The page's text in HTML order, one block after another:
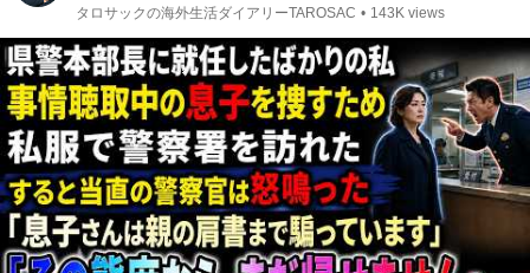
タロサックの海外生活ダイアリーTAROSAC • 143K views